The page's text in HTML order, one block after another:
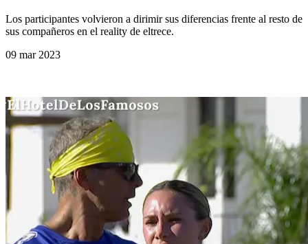
Los participantes volvieron a dirimir sus diferencias frente al resto de
sus compañeros en el reality de eltrece.
09 mar 2023